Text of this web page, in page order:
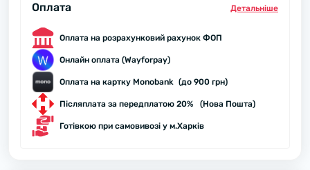
Оплата Детальнiше
Оплата на розрахунковий рахунок ФОП
Онлайн оплата (Wayforpay)
Оплата на картку Monobank (до 900 грн)
Післяплата за передплатою 20% (Нова Пошта)
Готівкою при самовивозі у м.Харків